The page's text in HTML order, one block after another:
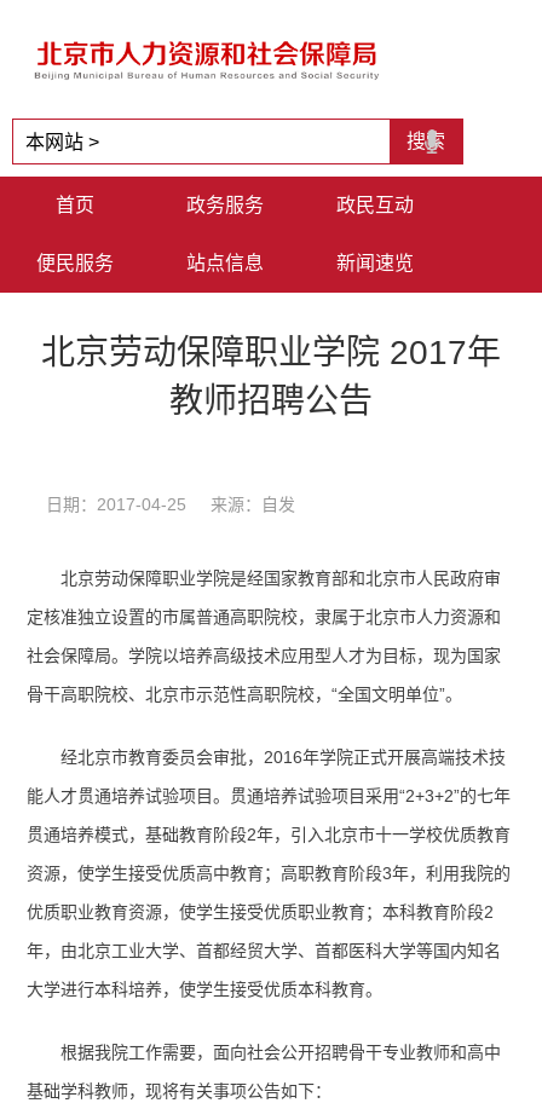
首页 政务服务 政民互动
便民服务 站点信息 新闻速览
北京劳动保障职业学院 2017年
教师招聘公告
日期：2017-04-25 来源：自发
北京劳动保障职业学院是经国家教育部和北京市人民政府审
定核准独立设置的市属普通高职院校，隶属于北京市人力资源和
社会保障局。学院以培养高级技术应用型人才为目标，现为国家
骨干高职院校、北京市示范性高职院校，“全国文明单位”。
经北京市教育委员会审批，2016年学院正式开展高端技术技
能人才贯通培养试验项目。贯通培养试验项目采用“2+3+2”的七年
贯通培养模式，基础教育阶段2年，引入北京市十一学校优质教育
资源，使学生接受优质高中教育；高职教育阶段3年，利用我院的
优质职业教育资源，使学生接受优质职业教育；本科教育阶段2
年，由北京工业大学、首都经贸大学、首都医科大学等国内知名
大学进行本科培养，使学生接受优质本科教育。
根据我院工作需要，面向社会公开招聘骨干专业教师和高中
基础学科教师，现将有关事项公告如下：